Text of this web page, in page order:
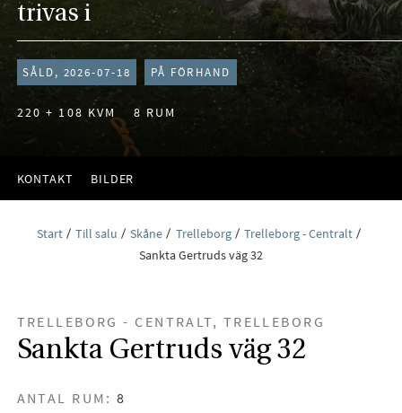
trivas i
SÅLD, 2026-07-18 PÅ FÖRHAND
220 + 108 KVM 8 RUM
KONTAKT BILDER
Start Till salu Skåne Trelleborg
Trelleborg - Centralt
Sankta Gertruds väg 32
TRELLEBORG - CENTRALT, TRELLEBORG
Sankta Gertruds väg 32
ANTAL RUM: 8